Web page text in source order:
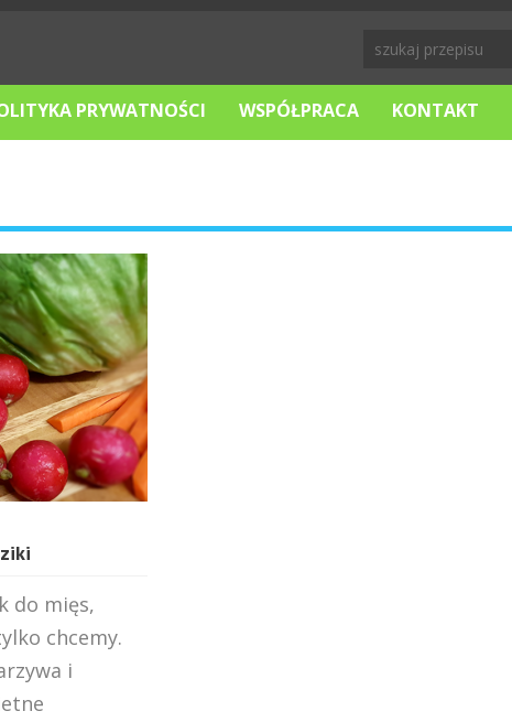
PRYWATNOŚCI WSPÓŁPRACA KONTAKT
do mięs,
chcemy.
i